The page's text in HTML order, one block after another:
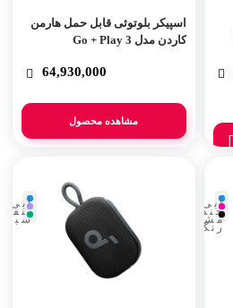
اسپیکر بلوتوثی قابل حمل هارمن
کاردن مدل Go + Play 3
64,930,000
مشاهده محصول
آبی
چند
رنگ
مشکی
آبی
سبز